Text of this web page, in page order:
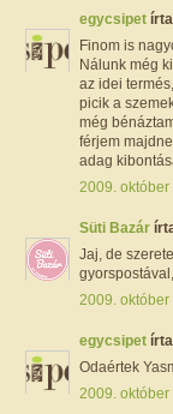
egycsipet
Finom is
Nálunk még
az idei
picik a
még
férjem
adag
2009. október
Süti Bazár
Jaj, de
2009. október
egycsipet
Odaértek
2009. október